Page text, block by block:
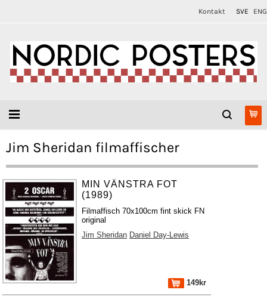
Kontakt SVE ENG
Jim Sheridan filmaffischer
MIN VÄNSTRA FOT
(1989)
Filmaffisch 70x100cm fint skick FN
original
Jim Sheridan Daniel Day-Lewis
149kr